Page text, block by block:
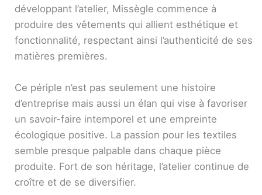
développant l’atelier, Missègle commence à
produire des vêtements qui allient esthétique et
fonctionnalité, respectant ainsi l’authenticité de ses
matières premières.
Ce périple n’est pas seulement une histoire
d’entreprise mais aussi un élan qui vise à favoriser
un savoir-faire intemporel et une empreinte
écologique positive. La passion pour les textiles
semble presque palpable dans chaque pièce
produite. Fort de son héritage, l’atelier continue de
croître et de se diversifier.